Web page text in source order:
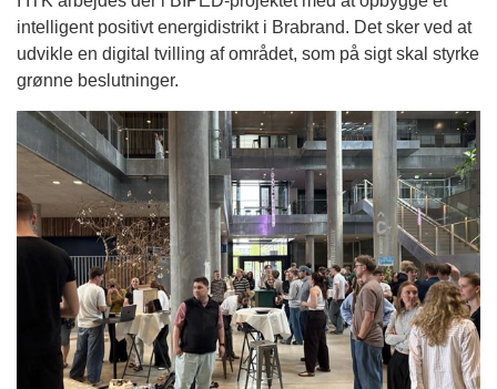
intelligent positivt energidistrikt i Brabrand. Det sker ved at
udvikle en digital tvilling af området, som på sigt skal styrke
grønne beslutninger.